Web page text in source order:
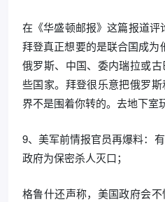
在《华盛顿邮报》这篇报道评
拜登真正想要的是联合国成为
俄罗斯、中国、委内瑞拉或
些国家。拜登很乐意把俄罗
界不是围着你转的。去地下室
9、美军前情报官员再爆料：
政府为保密杀人灭口；
格鲁什还声称，美国政府会不